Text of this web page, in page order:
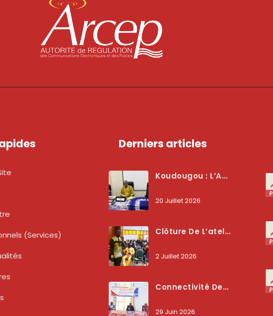
(services)
Derniers articles
Koudougou : L’ARCEP Renforce Le Dialogue Avec Les Associations De Consommateurs Pour Mieux Protéger Les Usagers
20 Juillet 2026
Clôture De L’atelier National : L’ARCEP Et Les Collectivités Territoriales Consolident Leur Partenariat Pour Booster La Qualité Des Services Numériques
2 Juillet 2026
Connectivité Des Territoires : L’ARCEP Et Les Collectivités Territoriales Scellent Un Pacte Stratégique À Bobo-Dioulasso Pour Booster La Qualité Des Réseaux
29 Juin 2026